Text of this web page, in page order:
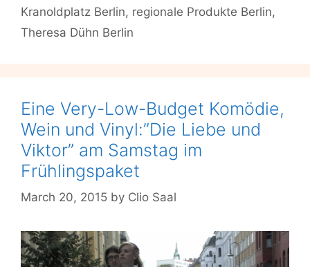
Linda”
Kranoldplatz Berlin, regionale Produkte Berlin,
Theresa Dühn Berlin
Eine Very-Low-Budget Komödie,
Wein und Vinyl:”Die Liebe und
Viktor” am Samstag im
Frühlingspaket
March 20, 2015 by Clio Saal